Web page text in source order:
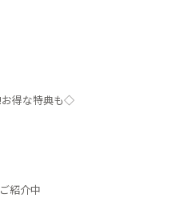
お得な特典も◇
紹介中